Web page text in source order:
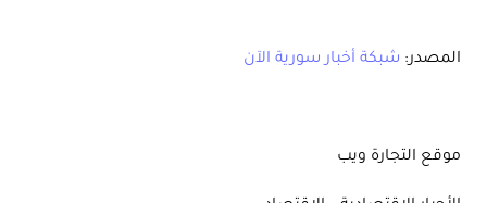
المصدر: شبكة أخبار سورية الآن
موقع التجارة ويب